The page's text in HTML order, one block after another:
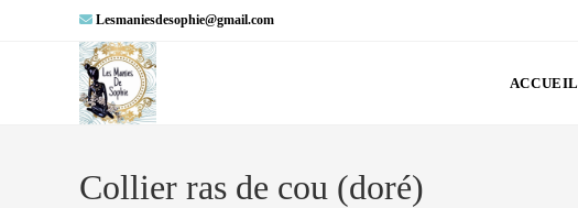
Lesmaniesdesophie@gmail.com
ACCUEIL
Collier ras de cou (doré)